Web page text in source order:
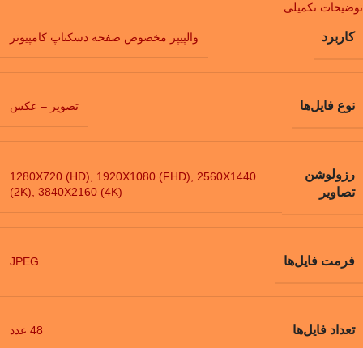
توضیحات تکمیلی
کاربرد والپیپر مخصوص صفحه دسکتاپ کامپیوتر
نوع فایل‌ها تصویر – عکس
رزولوشن
تصاویر
1280X720 (HD) 1920X1080 (FHD)
2560X1440
(2K) 3840X2160 (4K)
فرمت فایل‌ها JPEG
تعداد فایل‌ها 48 عدد